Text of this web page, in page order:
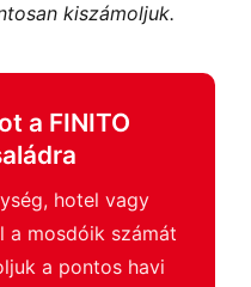
kiszámoljuk.
a FINITO
hotel vagy
a mosdóik számát
a pontos havi